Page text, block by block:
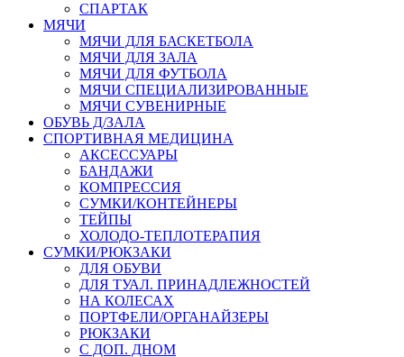
СПАРТАК
МЯЧИ
МЯЧИ ДЛЯ БАСКЕТБОЛА
МЯЧИ ДЛЯ ЗАЛА
МЯЧИ ДЛЯ ФУТБОЛА
МЯЧИ СПЕЦИАЛИЗИРОВАННЫЕ
МЯЧИ СУВЕНИРНЫЕ
ОБУВЬ Д/ЗАЛА
СПОРТИВНАЯ МЕДИЦИНА
АКСЕССУАРЫ
БАНДАЖИ
КОМПРЕССИЯ
СУМКИ/КОНТЕЙНЕРЫ
ТЕЙПЫ
ХОЛОДО-ТЕПЛОТЕРАПИЯ
СУМКИ/РЮКЗАКИ
ДЛЯ ОБУВИ
ДЛЯ ТУАЛ. ПРИНАДЛЕЖНОСТЕЙ
НА КОЛЕСАХ
ПОРТФЕЛИ/ОРГАНАЙЗЕРЫ
РЮКЗАКИ
С ДОП. ДНОМ